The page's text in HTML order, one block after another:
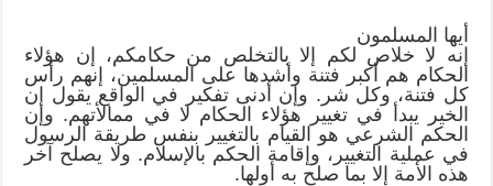
أيها المسلمون
إنه لا خلاص لكم إلا بالتخلص من حكامكم، إن هؤلاء
الحكام هم أكبر فتنة وأشدها على المسلمين، إنهم رأس
كل فتنة، وكل شر. وإن أدنى تفكير في الواقع يقول إن
الخير يبدأ في تغيير هؤلاء الحكام لا في ممالأتهم. وإن
الحكم الشرعي هو القيام بالتغيير بنفس طريقة الرسول
في عملية التغيير، وإقامة الحكم بالإسلام. ولا يصلح آخر
هذه الأمة إلا بما صلح به أولها.